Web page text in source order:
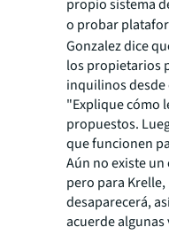
propio sistema
o probar
Gonzalez dice
los propietarios
inquilinos
"Explique cómo
propuestos.
que funcionen
Aún no existe
pero para
desaparecerá,
acuerde